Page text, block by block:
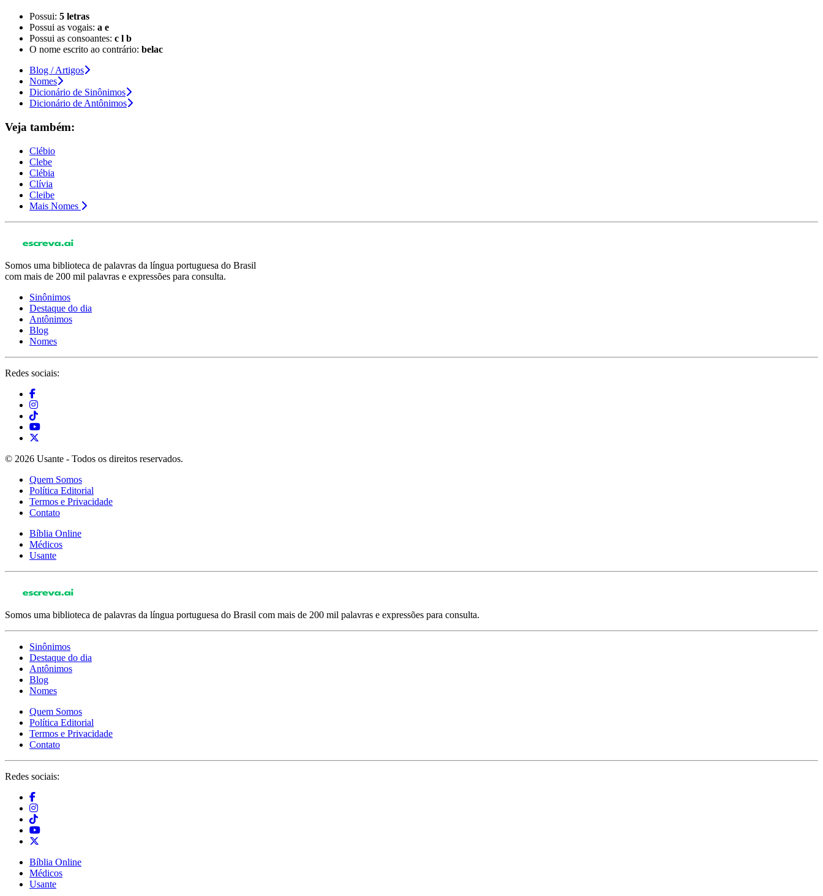
Possui: 5 letras
Possui as vogais: a e
Possui as consoantes: c l b
O nome escrito ao contrário: belac
Blog / Artigos
Nomes
Dicionário de Sinônimos
Dicionário de Antônimos
Veja também:
Clébio
Clebe
Clébia
Clívia
Cleibe
Mais Nomes
Somos uma biblioteca de palavras da língua portuguesa do Brasil
com mais de 200 mil palavras e expressões para consulta.
Sinônimos
Destaque do dia
Antônimos
Blog
Nomes
Redes sociais:
© 2026 Usante - Todos os direitos reservados.
Quem Somos
Política Editorial
Termos e Privacidade
Contato
Bíblia Online
Médicos
Usante
Somos uma biblioteca de palavras da língua portuguesa do Brasil com mais de 200 mil palavras e expressões para consulta.
Sinônimos
Destaque do dia
Antônimos
Blog
Nomes
Quem Somos
Política Editorial
Termos e Privacidade
Contato
Redes sociais:
Bíblia Online
Médicos
Usante